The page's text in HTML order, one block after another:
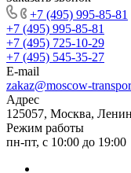
+7 (495) 995-85-81
+7 (495) 995-85-81
+7 (495) 725-10-29
+7 (495) 545-35-27
E-mail
zakaz@moscow-
Адрес
125057, Москва,
Режим работы
пн-пт, с 10:00 до 19:00